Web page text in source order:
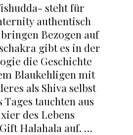
steht für
authentisch
Bezogen auf
gibt es in der
die Geschichte
Blaukehligen mit
als Shiva selbst
tauchten aus
des Lebens
Halahala auf. …